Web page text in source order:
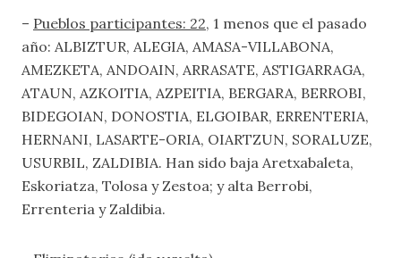
– Pueblos participantes: 22, 1 menos que el pasado
año: ALBIZTUR, ALEGIA, AMASA-VILLABONA,
AMEZKETA, ANDOAIN, ARRASATE, ASTIGARRAGA,
ATAUN, AZKOITIA, AZPEITIA, BERGARA, BERROBI,
BIDEGOIAN, DONOSTIA, ELGOIBAR, ERRENTERIA,
HERNANI, LASARTE-ORIA, OIARTZUN, SORALUZE,
USURBIL, ZALDIBIA. Han sido baja Aretxabaleta,
Eskoriatza, Tolosa y Zestoa; y alta Berrobi,
Errenteria y Zaldibia.